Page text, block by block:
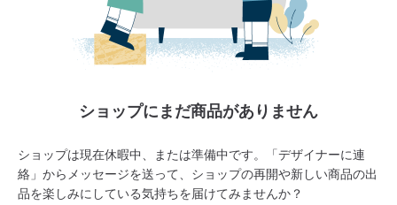
ショップにまだ商品がありません
ショップは現在休暇中、または準備中です。「デザイナーに連
絡」からメッセージを送って、ショップの再開や新しい商品の出
品を楽しみにしている気持ちを届けてみませんか？